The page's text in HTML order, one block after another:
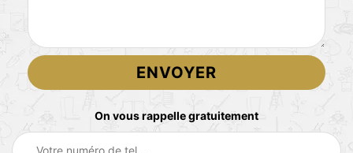
On vous rappelle gratuitement